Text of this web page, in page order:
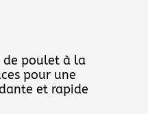
poulet à la
pour une
et rapide